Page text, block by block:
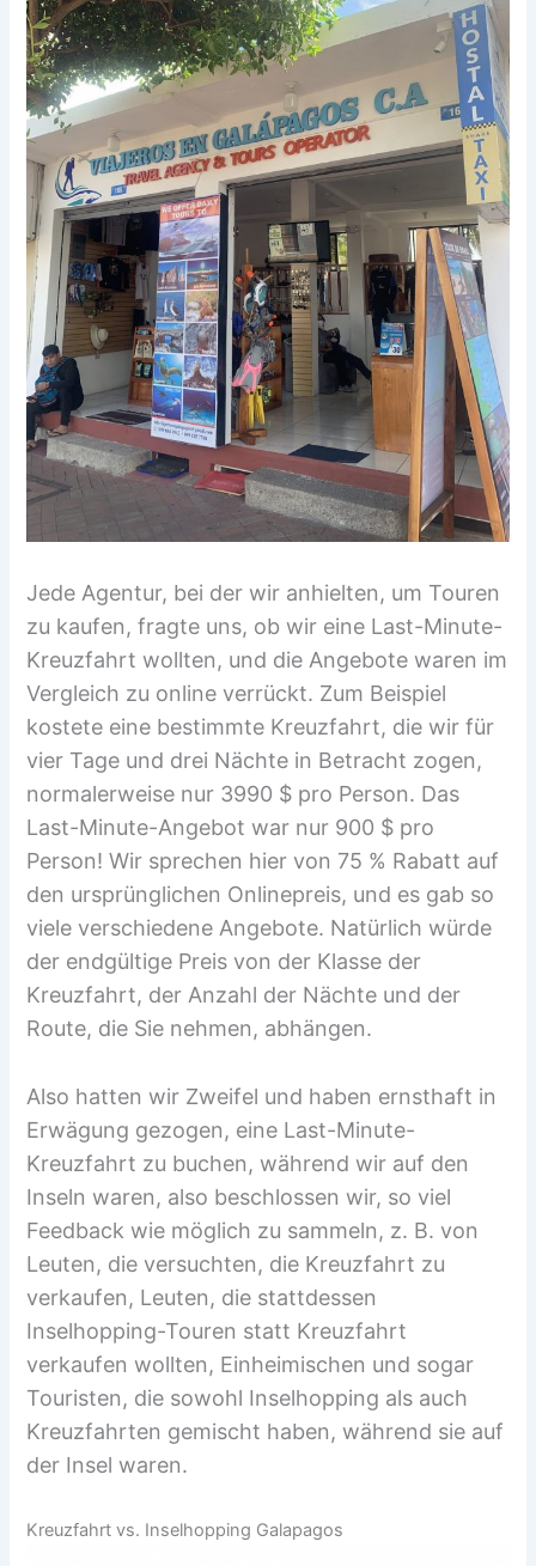
Jede Agentur, bei der wir anhielten, um Touren
zu kaufen, fragte uns, ob wir eine Last-Minute-
Kreuzfahrt wollten, und die Angebote waren im
Vergleich zu online verrückt. Zum Beispiel
kostete eine bestimmte Kreuzfahrt, die wir für
vier Tage und drei Nächte in Betracht zogen,
normalerweise nur 3990 $ pro Person. Das
Last-Minute-Angebot war nur 900 $ pro
Person! Wir sprechen hier von 75 % Rabatt auf
den ursprünglichen Onlinepreis, und es gab so
viele verschiedene Angebote. Natürlich würde
der endgültige Preis von der Klasse der
Kreuzfahrt, der Anzahl der Nächte und der
Route, die Sie nehmen, abhängen.
Also hatten wir Zweifel und haben ernsthaft in
Erwägung gezogen, eine Last-Minute-
Kreuzfahrt zu buchen, während wir auf den
Inseln waren, also beschlossen wir, so viel
Feedback wie möglich zu sammeln, z. B. von
Leuten, die versuchten, die Kreuzfahrt zu
verkaufen, Leuten, die stattdessen
Inselhopping-Touren statt Kreuzfahrt
verkaufen wollten, Einheimischen und sogar
Touristen, die sowohl Inselhopping als auch
Kreuzfahrten gemischt haben, während sie auf
der Insel waren.
Kreuzfahrt vs. Inselhopping Galapagos